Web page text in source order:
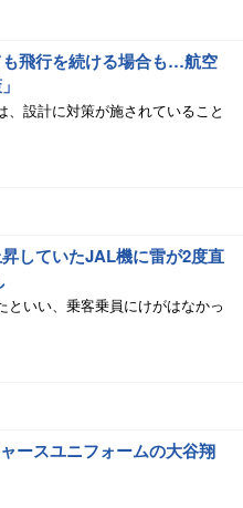
飛行を続ける場合も…航空
、設計に対策が施されていること
していたJAL機に雷が2度直
といい、乗客乗員にけがはなかっ
ースユニフォームの大谷翔